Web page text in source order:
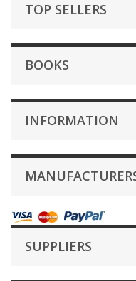
TOP SELLERS
BOOKS
INFORMATION
SUPPLIERS